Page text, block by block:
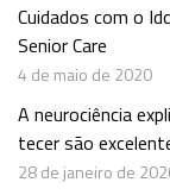
Cuidados com o
Senior Care
4 de maio de 2020
A neurociência
tecer são
28 de janeiro de